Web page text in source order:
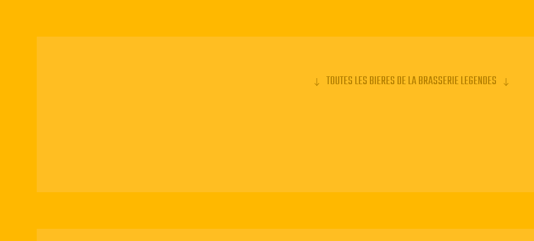
TOUTES LES BIERES DE LA BRASSERIE LEGENDES